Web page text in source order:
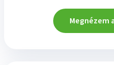
Megnézem